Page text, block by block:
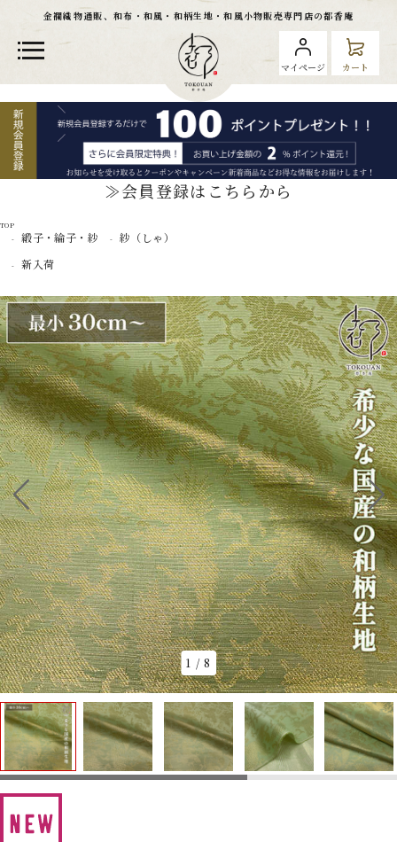
金襴織物通販、和布・和風・和柄生地・和風小物販売専門店の都香庵
マイページ カート
≫会員登録はこちらから
TOP
緞子・綸子・紗
紗（しゃ）
新入荷
1 /8